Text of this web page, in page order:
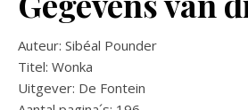
Auteur: Sibéal Pounder
Titel: Wonka
Uitgever: De Fontein